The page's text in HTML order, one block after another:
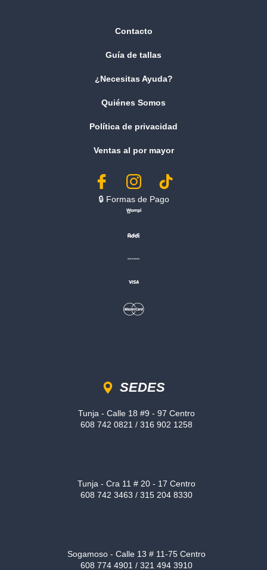
Contacto
Guía de tallas
¿Necesitas Ayuda?
Quiénes Somos
Política de privacidad
Ventas al por mayor
🔒︎ Formas de Pago
SEDES
Tunja - Calle 18 #9 - 97 Centro
608 742 0821 / 316 902 1258
Tunja - Cra 11 # 20 - 17 Centro
608 742 3463 / 315 204 8330
Sogamoso - Calle 13 # 11-75 Centro
608 774 4901 / 321 494 3910